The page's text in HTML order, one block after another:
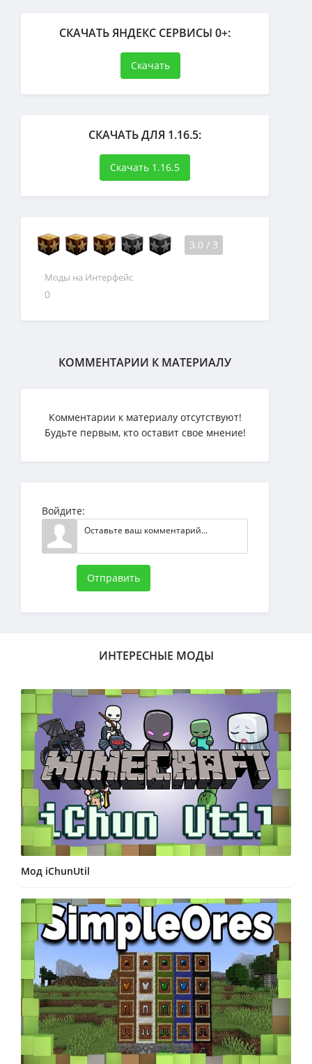
СКАЧАТЬ ЯНДЕКС СЕРВИСЫ 0+:
Скачать
СКАЧАТЬ ДЛЯ 1.16.5:
Скачать 1.16.5
3.0 / 3
Моды на Интерфейс
0
КОММЕНТАРИИ К МАТЕРИАЛУ
Комментарии к материалу отсутствуют!
Будьте первым, кто оставит свое мнение!
Войдите:
Отправить
ИНТЕРЕСНЫЕ МОДЫ
Мод iChunUtil